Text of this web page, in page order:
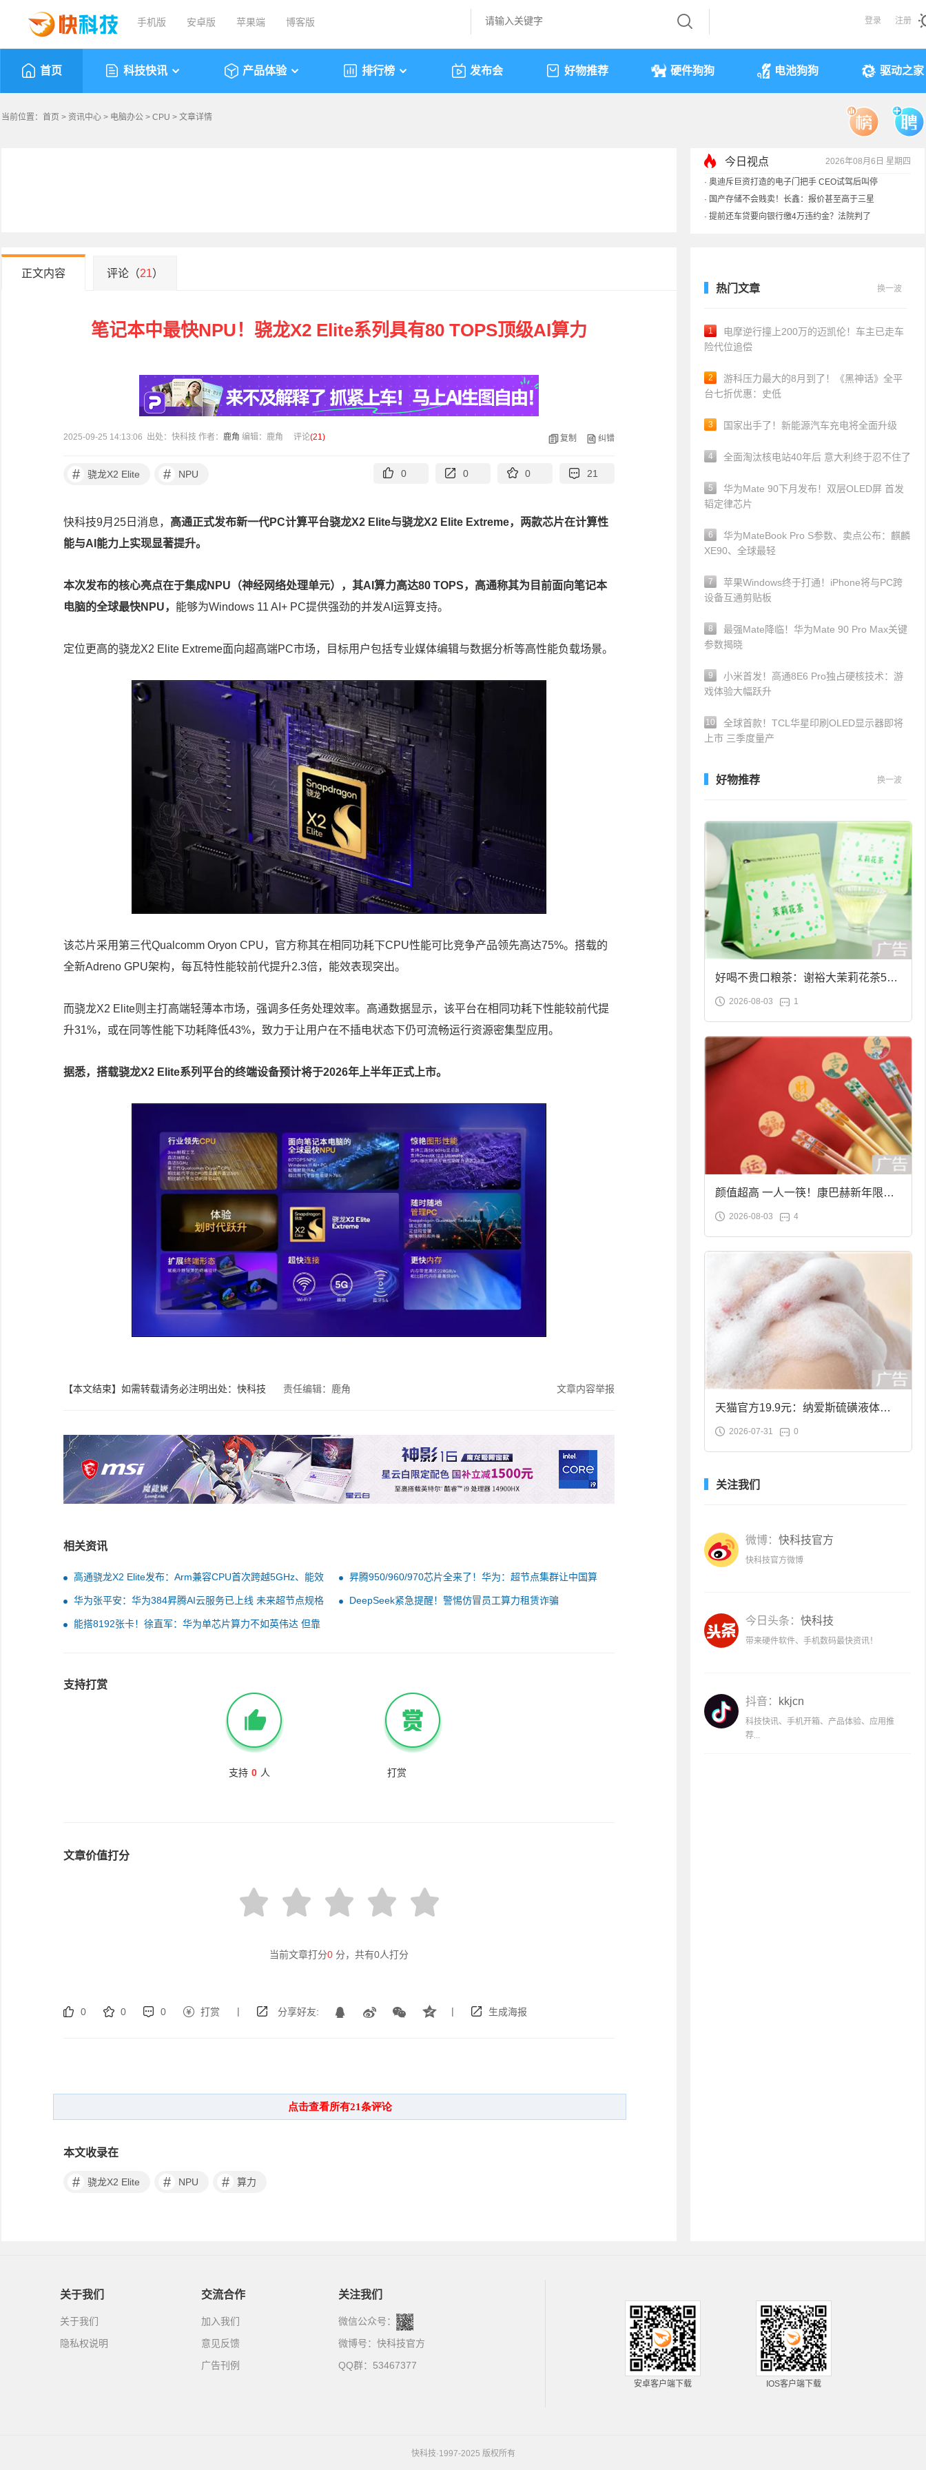
手机版 安卓版 苹果端 博客版 登录 注册
首页 科技快讯 产品体验 排行榜 发布会 好物推荐 硬件狗狗 电池狗狗 驱动之家
当前位置： 首页 > 资讯中心 > 电脑办公 > CPU > 文章详情
今日视点 2026年08月6日 星期四
·国产存储不会贱卖！长鑫：报价甚至高于三星
提前还车贷要向银行缴4万违约金？法院判了
余承东回应发布会口误：起售价不是2499
正文内容 评论（21）
笔记本中最快NPU！骁龙X2 Elite系列具有80 TOPS顶级AI算力
2025-09-25 14:13:06 出处：快科技 作者： 鹿角 编辑：鹿角 评论(21) 复制 纠错
# 骁龙X2 Elite # NPU 0 0 0 21
快科技9月25日消息， 高通正式发布新一代PC计算平台骁龙X2 Elite与骁龙X2 Elite Extreme，两款芯片在计算性
能与AI能力上实现显著提升。
本次发布的核心亮点在于集成NPU（神经网络处理单元），其AI算力高达80 TOPS，高通称其为目前面向笔记本
电脑的全球最快NPU， 能够为Windows 11 AI+ PC提供强劲的并发AI运算支持。
定位更高的骁龙X2 Elite Extreme面向超高端PC市场，目标用户包括专业媒体编辑与数据分析等高性能负载场景。
该芯片采用第三代Qualcomm Oryon CPU，官方称其在相同功耗下CPU性能可比竞争产品领先高达75%。搭载的
全新Adreno GPU架构，每瓦特性能较前代提升2.3倍，能效表现突出。
而骁龙X2 Elite则主打高端轻薄本市场，强调多任务处理效率。高通数据显示，该平台在相同功耗下性能较前代提
升31%，或在同等性能下功耗降低43%，致力于让用户在不插电状态下仍可流畅运行资源密集型应用。
据悉，搭载骁龙X2 Elite系列平台的终端设备预计将于2026年上半年正式上市。
【本文结束】如需转载请务必注明出处：快科技 责任编辑：鹿角 文章内容举报
相关资讯
高通骁龙X2 Elite发布：Arm兼容CPU首次跨越5GHz、能效
秒杀任何x86
昇腾950/960/970芯片全来了！华为：超节点集群让中国算
华为张平安：华为384昇腾AI云服务已上线 未来超节点规格
将升到8192卡
DeepSeek紧急提醒！警惕仿冒员工算力租赁诈骗
能搭8192张卡！徐直军：华为单芯片算力不如英伟达 但靠
支持打赏
支持 0 人 打赏
文章价值打分
当前文章打分0 分，共有0人打分
0 0 0 打赏 | 分享好友: | 生成海报
本文收录在
# 骁龙X2 Elite # NPU # 算力
热门文章 换一波
1
电摩逆行撞上200万的迈凯伦！车主已走车
险代位追偿
2
游科压力最大的8月到了！《黑神话》全平
台七折优惠：史低
3 国家出手了！新能源汽车充电将全面升级
4 全面淘汰核电站40年后 意大利终于忍不住了
5
华为Mate 90下月发布！双层OLED屏 首发
韬定律芯片
6
华为MateBook Pro S参数、卖点公布：麒麟
XE90、全球最轻
7
苹果Windows终于打通！iPhone将与PC跨
设备互通剪贴板
8
最强Mate降临！华为Mate 90 Pro Max关键
参数揭晓
9
小米首发！高通8E6 Pro独占硬核技术：游
戏体验大幅跃升
10
全球首款！TCL华星印刷OLED显示器即将
上市 三季度量产
好物推荐 换一波
好喝不贵口粮茶：谢裕大茉莉花茶50g
袋装9.9元到手
2026-08-03 1
颜值超高 一人一筷！康巴赫新年限定
合金筷子大促：19.9元
2026-08-03 4
天猫官方19.9元：纳爱斯硫磺液体香
皂2斤大促
2026-07-31 0
关注我们
微博： 快科技官方
快科技官方微博
今日头条： 快科技
带来硬件软件、手机数码最快资讯！
抖音： kkjcn
科技快讯、手机开箱、产品体验、应用推
荐...
关于我们
关于我们
隐私权说明
交流合作
加入我们
意见反馈
广告刊例
关注我们
微信公众号：
微博号： 快科技官方
QQ群：53467377
安卓客户端下载 IOS客户端下载
快科技·1997-2025 版权所有